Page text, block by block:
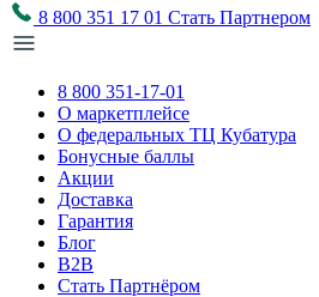
8 800 351 17 01 Стать Партнером
8 800 351-17-01
О маркетплейсе
О федеральных ТЦ Кубатура
Бонусные баллы
Акции
Доставка
Гарантия
Блог
B2B
Стать Партнёром